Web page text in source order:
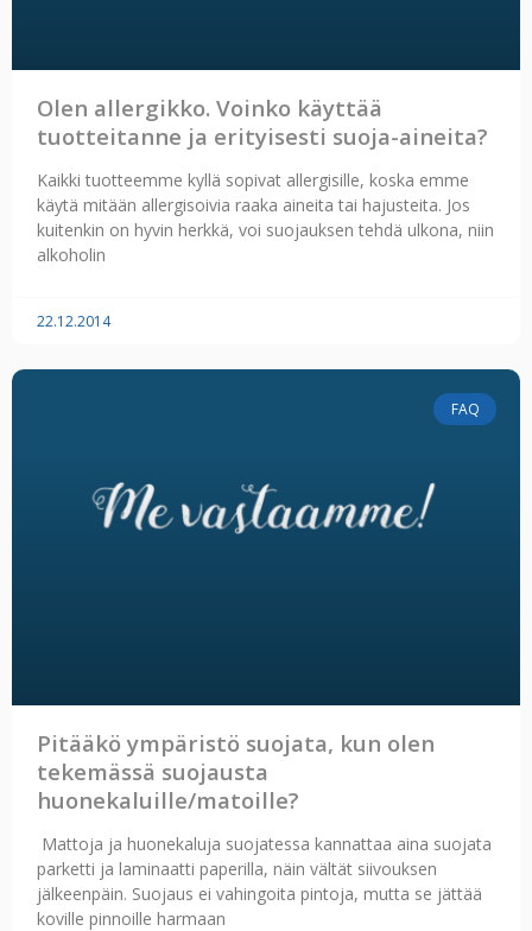
Olen allergikko. Voinko käyttää
tuotteitanne ja erityisesti suoja-aineita?
Kaikki tuotteemme kyllä sopivat allergisille, koska emme
käytä mitään allergisoivia raaka aineita tai hajusteita. Jos
kuitenkin on hyvin herkkä, voi suojauksen tehdä ulkona, niin
alkoholin
22.12.2014
FAQ
Pitääkö ympäristö suojata, kun olen
tekemässä suojausta
huonekaluille/matoille?
Mattoja ja huonekaluja suojatessa kannattaa aina suojata
parketti ja laminaatti paperilla, näin vältät siivouksen
jälkeenpäin. Suojaus ei vahingoita pintoja, mutta se jättää
koville pinnoille harmaan